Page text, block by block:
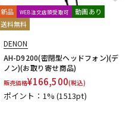
新品 WEB注文店頭受取可
動画あり
送料無料
DENON
AH-D9200(密閉型ヘッドフォン)(デ
ノン)(お取り寄せ商品)
販売価格¥166,500(税込)
ポイント：1%(1513pt)